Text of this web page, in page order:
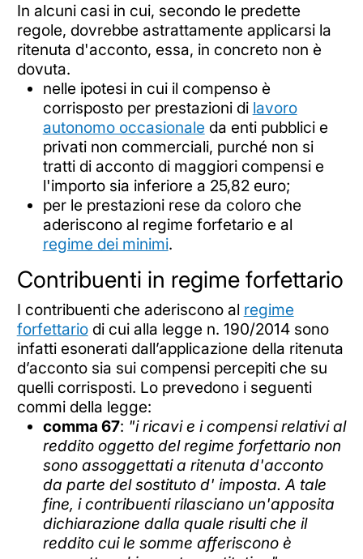
In alcuni casi in cui, secondo le predette
regole, dovrebbe astrattamente applicarsi la
ritenuta d'acconto, essa, in concreto non è
dovuta.
nelle ipotesi in cui il compenso è
corrisposto per prestazioni di lavoro
autonomo occasionale da enti pubblici e
privati non commerciali, purché non si
tratti di acconto di maggiori compensi e
l'importo sia inferiore a 25,82 euro;
per le prestazioni rese da coloro che
aderiscono al regime forfetario e al
regime dei minimi.
Contribuenti in regime forfettario
I contribuenti che aderiscono al regime
forfettariodi cui alla legge n. 190/2014 sono
infatti esonerati dall’applicazione della ritenuta
d’acconto sia sui compensi percepiti che su
quelli corrisposti. Lo prevedono i seguenti
commi della legge:
comma 67: "i ricavi e i compensi relativi al
reddito oggetto del regime forfettario non
sono assoggettati a ritenuta d'acconto
da parte del sostituto d' imposta. A tale
fine, i contribuenti rilasciano un'apposita
dichiarazione dalla quale risulti che il
reddito cui le somme afferiscono è